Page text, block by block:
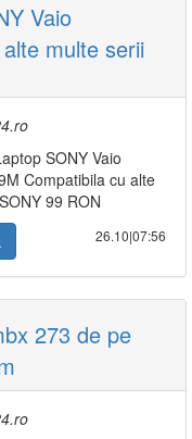
Vaio
multe serii
SONY Vaio
Compatibila cu alte
99 RON
26.10|07:56
273 de pe